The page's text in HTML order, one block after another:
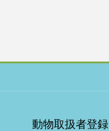
動物取扱者登録